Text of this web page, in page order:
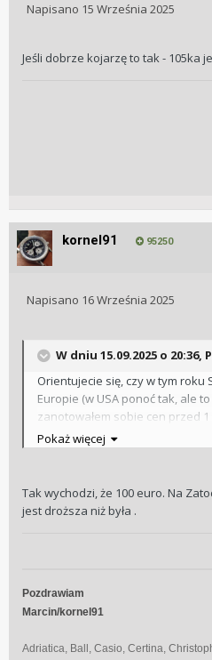
Napisano 15 Września 2025
Jeśli dobrze kojarzę to tak - 105ka
kornel91 95250
Napisano 16 Września 2025
W dniu 15.09.2025 o 20:36,
Orientujecie się, czy w tym roku
Europie (w USA ponoć tak, ale
zanotowałem sobie cen przed
czym porównać.
Pokaż więcej
Tak wychodzi, że 100 euro. Na
jest droższa niż była .
Pozdrawiam
Marcin/kornel91
Adriatica, Ball, Casio, Certina,